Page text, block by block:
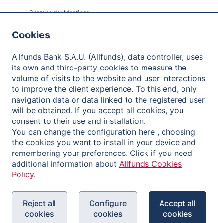
Shareholder Meetings
Informativa sulla Privacy
Note legali
Cookies Policy
Canale di segnalazione
Copyright © 2026 Allfunds Bank, S.A.U., Allfunds is a
Cookies
Allfunds Bank S.A.U. (Allfunds), data controller, uses
its own and third-party cookies to measure the
volume of visits to the website and user interactions
to improve the client experience. To this end, only
navigation data or data linked to the registered user
will be obtained. If you accept all cookies, you
consent to their use and installation.
You can change the configuration here , choosing
the cookies you want to install in your device and
remembering your preferences. Click if you need
additional information about Allfunds Cookies
Policy.
Reject all
cookies
Configure
cookies
Accept all
cookies